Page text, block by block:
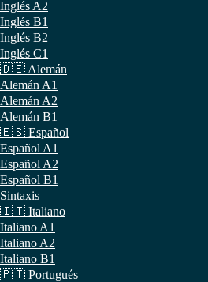
Inglés A2
Inglés B1
Inglés B2
Inglés C1
🇩🇪 Alemán
Alemán A1
Alemán A2
Alemán B1
🇪🇸 Español
Español A1
Español A2
Español B1
Sintaxis
🇮🇹 Italiano
Italiano A1
Italiano A2
Italiano B1
🇵🇹 Portugués